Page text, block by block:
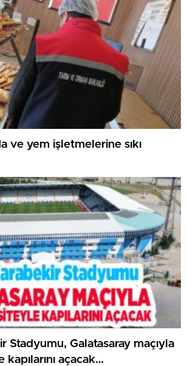
ve yem işletmelerine sıkı
Stadyumu, Galatasaray maçıyla
açacak…